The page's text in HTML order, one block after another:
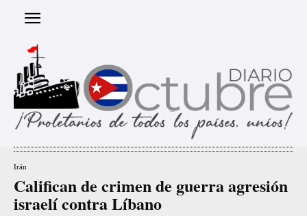
Irán
Califican de crimen de guerra agresión
israelí contra Líbano